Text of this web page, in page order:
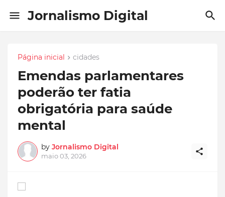
Jornalismo Digital
Página inicial cidades
Emendas parlamentares
poderão ter fatia
obrigatória para saúde
mental
by Jornalismo Digital
maio 03, 2026